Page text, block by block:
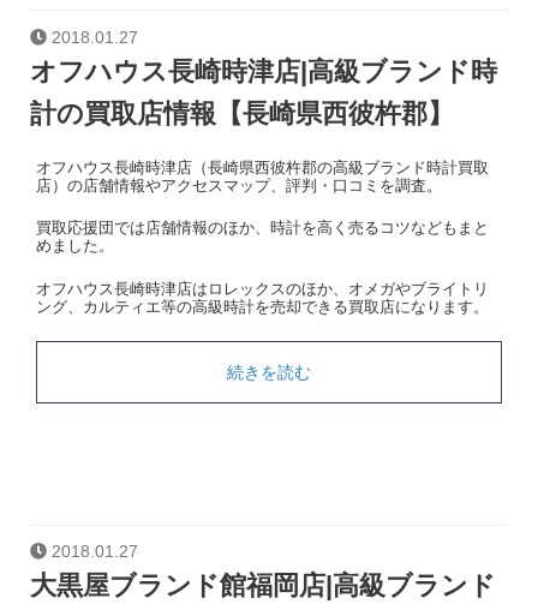
2018.01.27
オフハウス長崎時津店|高級ブランド時
計の買取店情報【長崎県西彼杵郡】
オフハウス長崎時津店（長崎県西彼杵郡の高級ブランド時計買取
店）の店舗情報やアクセスマップ、評判・口コミを調査。
買取応援団では店舗情報のほか、時計を高く売るコツなどもまと
めました。
オフハウス長崎時津店はロレックスのほか、オメガやブライトリ
ング、カルティエ等の高級時計を売却できる買取店になります。
続きを読む
2018.01.27
大黒屋ブランド館福岡店|高級ブランド